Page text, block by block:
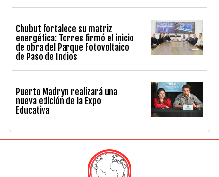
Chubut fortalece su matriz
energética: Torres firmó el inicio
de obra del Parque Fotovoltaico
de Paso de Indios
Puerto Madryn realizará una
nueva edición de la Expo
Educativa